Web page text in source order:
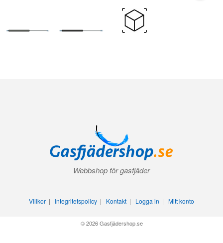
Webbshop för gasfjäder
Villkor | Integritetspolicy | Kontakt | Logga in | Mitt konto
© 2026 Gasfjädershop.se